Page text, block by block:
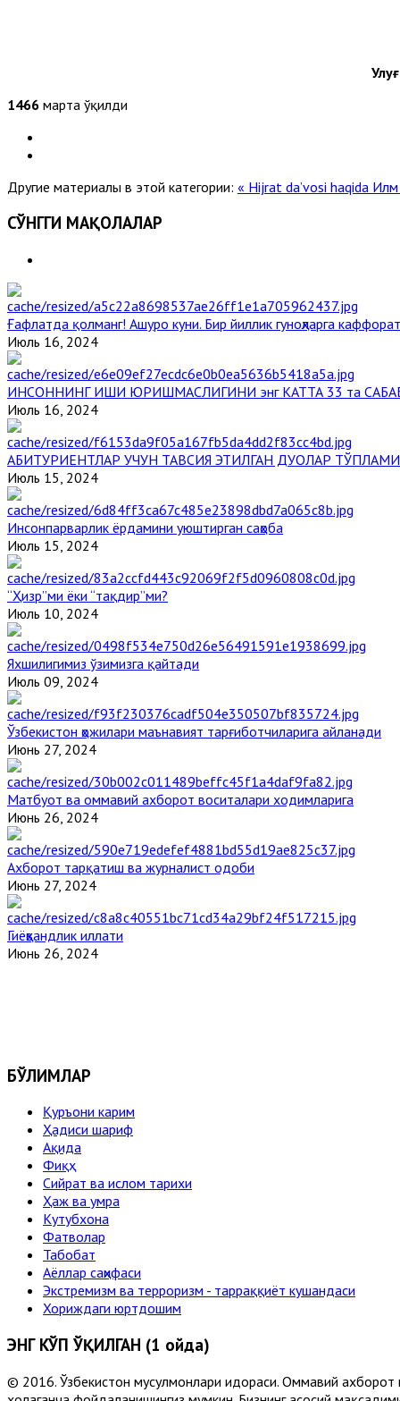
1466 марта ўқилди
Другие материалы в этой категории: « Hijrat da’vosi haqida Илм
СЎНГГИ МАҚОЛАЛАР
Ғафлатда қолманг! Ашуро куни. Бир йиллик гуноҳларга
Июль 16, 2024
ИНСОННИНГ ИШИ ЮРИШМАСЛИГИНИ энг КАТТА 33 та
Июль 16, 2024
АБИТУРИЕНТЛАР УЧУН ТАВСИЯ ЭТИЛГАН ДУОЛАР ТЎПЛАМИ
Июль 15, 2024
Инсонпарварлик ёрдамини уюштирган саҳоба
Июль 15, 2024
“Ҳизр”ми ёки “тақдир”ми?
Июль 10, 2024
Яхшилигимиз ўзимизга қайтади
Июль 09, 2024
Ўзбекистон ҳожилари маънавият тарғиботчиларига айланади
Июнь 27, 2024
Матбуот ва оммавий ахборот воситалари ходимларига
Июнь 26, 2024
Ахборот тарқатиш ва журналист одоби
Июнь 27, 2024
Гиёҳвандлик иллати
Июнь 26, 2024
БЎЛИМЛАР
Қуръони карим
Ҳадиси шариф
Ақида
Фиқҳ
Сийрат ва ислом тарихи
Ҳаж ва умра
Кутубхона
Фатволар
Табобат
Аёллар саҳифаси
Экстремизм ва терроризм - тарраққиёт кушандаси
Хориждаги юртдошим
ЭНГ КЎП ЎҚИЛГАН (1 ойда)
© 2016. Ўзбекистон мусулмонлари идораси. Оммавий ахборот